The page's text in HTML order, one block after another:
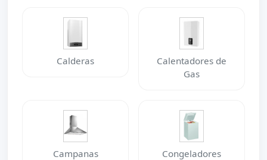
Calderas
Calentadores de
Gas
Campanas
Congeladores